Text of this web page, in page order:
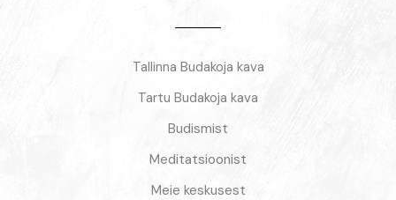
Tallinna Budakoja kava
Tartu Budakoja kava
Budismist
Meditatsioonist
Meie keskusest